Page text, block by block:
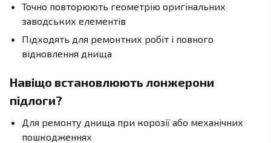
Точно повторюють геометрію оригінальних
заводських елементів
Підходять для ремонтних робіт і повного
відновлення днища
Навіщо встановлюють лонжерони
підлоги?
Для ремонту днища при корозії або механічних
пошкодженнях